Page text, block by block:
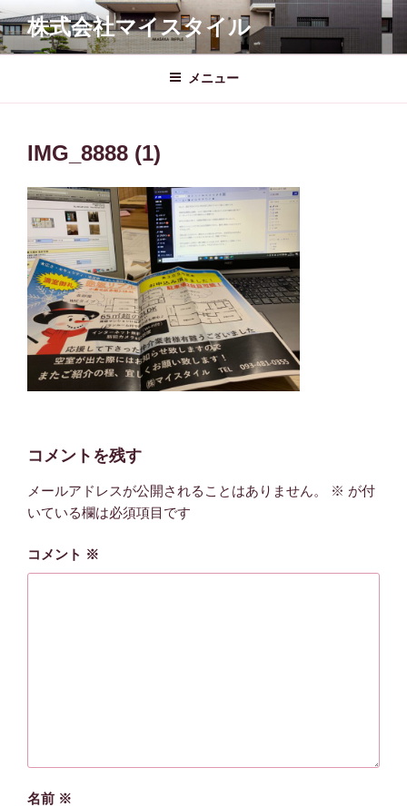
コ
ン
テ
株式会社マイスタイル
メニュー
IMG_8888 (1)
コメントを残す
メールアドレスが公開されることはありません。 ※ が付
いている欄は必須項目です
コメント ※
名前 ※